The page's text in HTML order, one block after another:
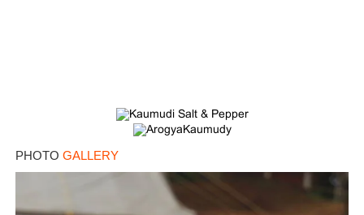
PHOTO GALLERY